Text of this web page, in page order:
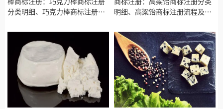
分类明细、巧克力棒商标注册流
久、巧克力棒商标注册资料和商
标注册证书有效期等资料整理出
来。
明细、高粱饴商标注册流程及费
饴商标注册资料和商标注册证书
有效期等资料整理出来。